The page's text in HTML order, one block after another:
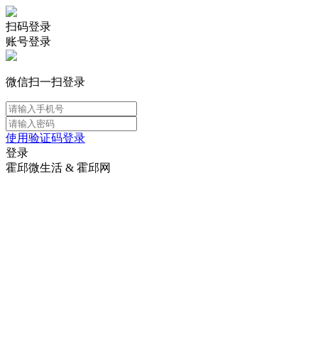
扫码登录
账号登录
微信扫一扫登录
使用验证码登录
登录
霍邱微生活 & 霍邱网